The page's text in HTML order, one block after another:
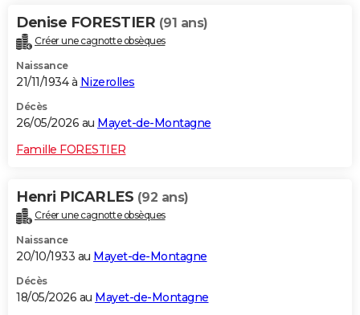
Denise FORESTIER (91 ans)
Créer une cagnotte obsèques
Naissance
21/11/1934 à Nizerolles
Décès
26/05/2026 au Mayet-de-Montagne
Famille FORESTIER
Henri PICARLES (92 ans)
Créer une cagnotte obsèques
Naissance
20/10/1933 au Mayet-de-Montagne
Décès
18/05/2026 au Mayet-de-Montagne